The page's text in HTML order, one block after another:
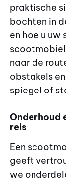
praktische
bochten in
en hoe u
naar de
obstakels
spiegel of
Onderhoud
reis
Een
geeft
we